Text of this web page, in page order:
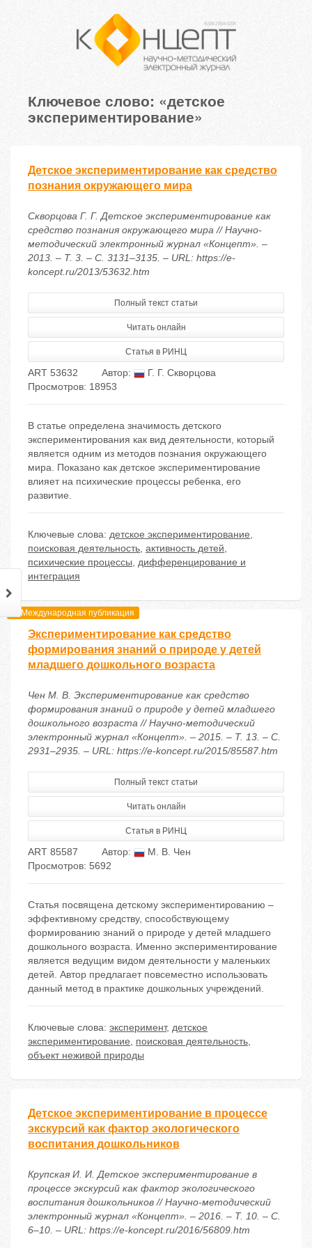
Ключевое слово: «детское
экспериментирование»
Детское экспериментирование как средство
познания окружающего мира
Скворцова Г. Г. Детское экспериментирование как
средство познания окружающего мира // Научно-
методический электронный журнал «Концепт». –
2013. – Т. 3. – С. 3131–3135. – URL: https://e-
koncept.ru/2013/53632.htm
Полный текст статьи
Читать онлайн
Статья в РИНЦ
ART 53632 Автор:
Г. Г. Скворцова
Просмотров: 18953
В статье определена значимость детского
экспериментирования как вид деятельности, который
является одним из методов познания окружающего
мира. Показано как детское экспериментирование
влияет на психические процессы ребенка, его
развитие.
Ключевые слова: детское экспериментирование,
поисковая деятельность, активность детей,
психические процессы, дифференцирование и
интеграция
Международная публикация
Экспериментирование как средство
формирования знаний о природе у детей
младшего дошкольного возраста
Чен М. В. Экспериментирование как средство
формирования знаний о природе у детей младшего
дошкольного возраста // Научно-методический
электронный журнал «Концепт». – 2015. – Т. 13. – С.
2931–2935. – URL: https://e-koncept.ru/2015/85587.htm
Полный текст статьи
Читать онлайн
Статья в РИНЦ
ART 85587 Автор:
М. В. Чен
Просмотров: 5692
Статья посвящена детскому экспериментированию –
эффективному средству, способствующему
формированию знаний о природе у детей младшего
дошкольного возраста. Именно экспериментирование
является ведущим видом деятельности у маленьких
детей. Автор предлагает повсеместно использовать
данный метод в практике дошкольных учреждений.
Ключевые слова: эксперимент, детское
экспериментирование, поисковая деятельность,
объект неживой природы
Детское экспериментирование в процессе
экскурсий как фактор экологического
воспитания дошкольников
Крупская И. И. Детское экспериментирование в
процессе экскурсий как фактор экологического
воспитания дошкольников // Научно-методический
электронный журнал «Концепт». – 2016. – Т. 10. – С.
6–10. – URL: https://e-koncept.ru/2016/56809.htm